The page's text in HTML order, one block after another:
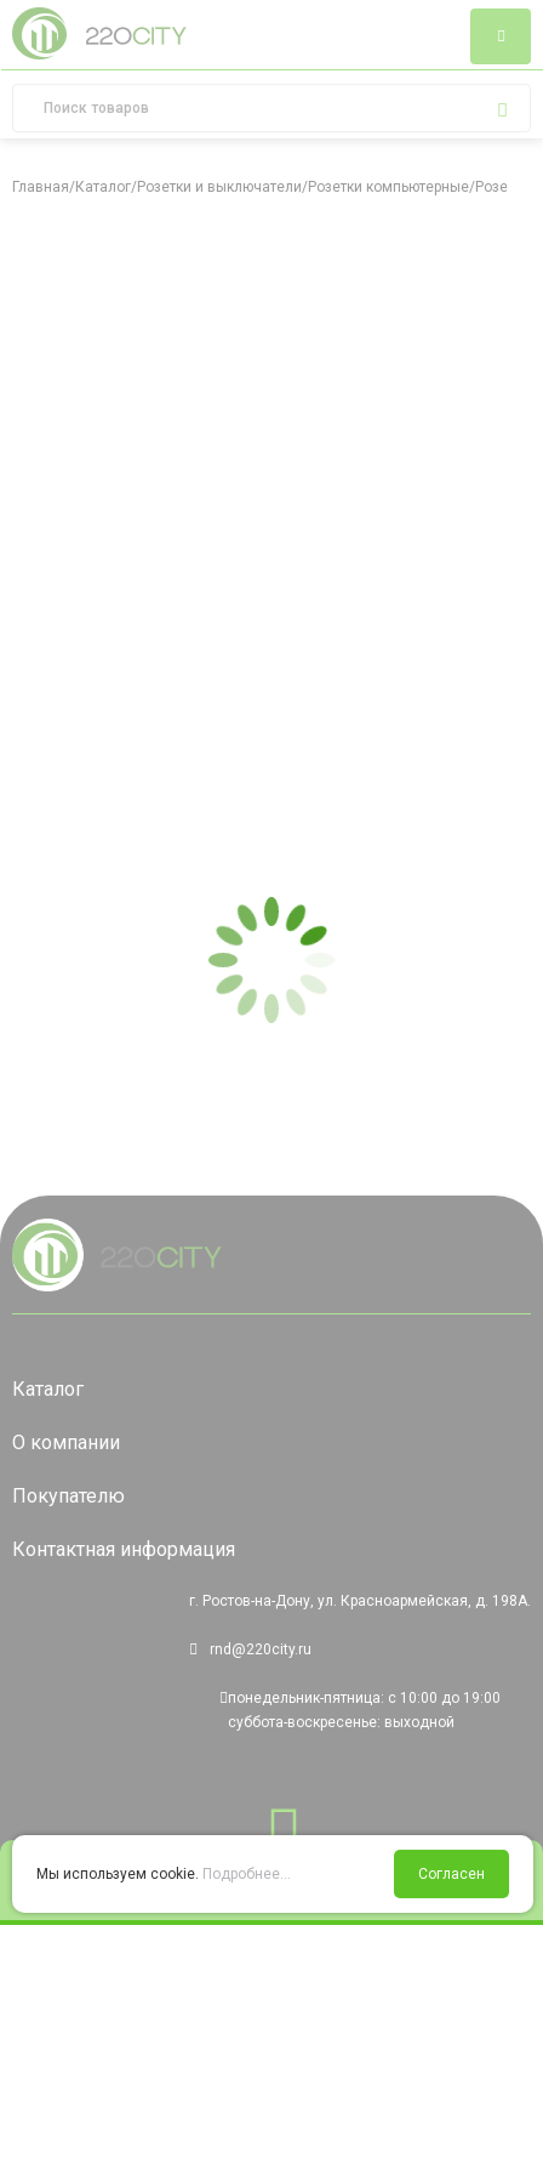
Войти Избранное Корзина
Главная/Каталог/Розетки и выключатели/Розетки компьютерные/Розетка
Каталог
О компании
Покупателю
Контактная информация
г. Ростов-на-Дону, ул. Красноармейская, д. 198А.
rnd@220city.ru
понедельник-пятница: с 10:00 до 19:00
суббота-воскресенье: выходной
Мы используем cookie. Подробнее... Согласен